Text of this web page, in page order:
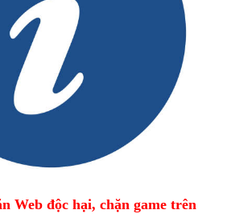
Web độc hại, chặn game trên